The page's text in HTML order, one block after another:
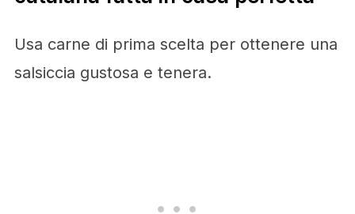
Usa carne di prima scelta per ottenere una
salsiccia gustosa e tenera.